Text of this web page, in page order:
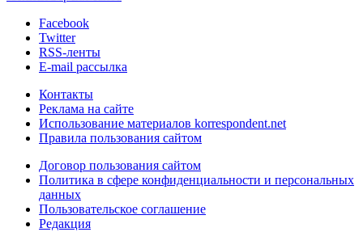
Facebook
Twitter
RSS-ленты
E-mail рассылка
Контакты
Реклама на сайте
Использование материалов korrespondent.net
Правила пользования сайтом
Договор пользования сайтом
Политика в сфере конфиденциальности и персональных
данных
Пользовательское соглашение
Редакция